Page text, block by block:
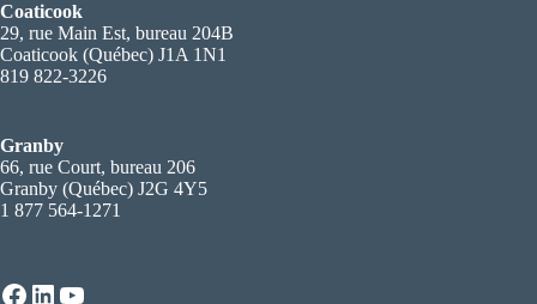
Coaticook
29, rue Main Est, bureau 204B
Coaticook (Québec) J1A 1N1
819 822-3226
Granby
66, rue Court, bureau 206
Granby (Québec) J2G 4Y5
1 877 564-1271
Facebook
LinkedIn
YouTube